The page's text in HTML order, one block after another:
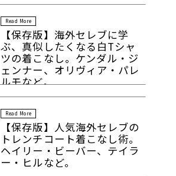
Read More
【保存版】海外セレブに学
ぶ、真似したくなる白Tシャ
ツの着こなし。ケンダル・ジ
ェンナー、オリヴィア・パレ
ルモなど。
Read More
【保存版】人気海外セレブの
トレンチコート着こなし術。
ヘイリー・ビーバー、テイラ
ー・ヒルなど。